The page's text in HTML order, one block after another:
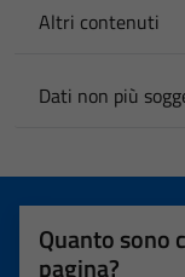
Altri contenuti
Dati non più
Quanto sono
pagina?